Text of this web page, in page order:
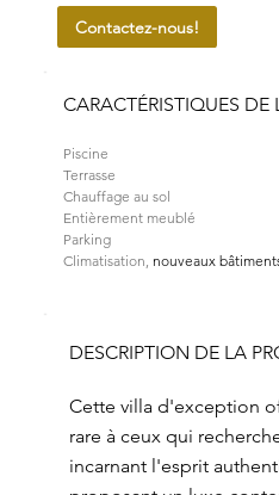
Contactez-nous!
CARACTÉRISTIQUES DE
Piscine
Terrasse
Chauffage au sol
Entièrement meublé
Parking
Climatisation, nouveaux
DESCRIPTION DE LA
Cette villa d'exception
rare à ceux qui
incarnant l'esprit